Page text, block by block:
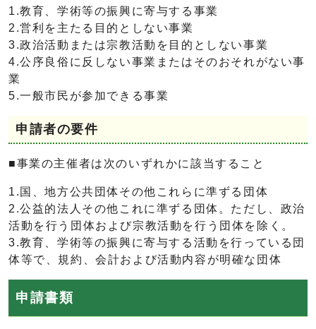
1.教育、学術等の振興に寄与する事業
2.営利を主たる目的としない事業
3.政治活動または宗教活動を目的としない事業
4.公序良俗に反しない事業またはそのおそれがない事
業
5.一般市民が参加できる事業
申請者の要件
■事業の主催者は次のいずれかに該当すること
1.国、地方公共団体その他これらに準ずる団体
2.公益的法人その他これに準ずる団体。ただし、政治
活動を行う団体および宗教活動を行う団体を除く。
3.教育、学術等の振興に寄与する活動を行っている団
体等で、規約、会計および活動内容が明確な団体
申請書類